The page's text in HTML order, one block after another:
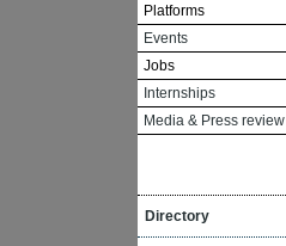
Platforms
Events
Jobs
Internships
Media & Press review
Directory